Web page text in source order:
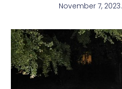
November 7, 2023.